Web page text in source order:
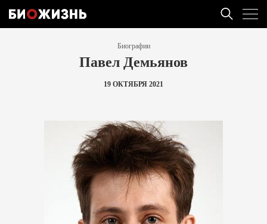
Биографии
Павел Демьянов
19 ОКТЯБРЯ 2021